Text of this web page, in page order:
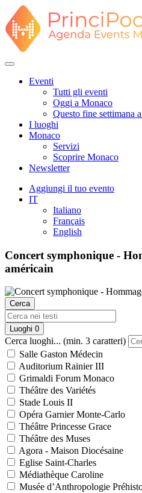
Eventi
Tutti gli eventi
Oggi a Monaco
Questo fine settimana
I luoghi
Monaco
Servizi
Scoprire Monaco
Newsletter
Aggiungi il tuo evento
IT
Italiano
Français
English
Concert symphonique -
américain
Cerca
Luoghi 0
Cerca luoghi... (min. 3 caratteri)
Salle Gaston Médecin
Auditorium Rainier III
Grimaldi Forum Monaco
Théâtre des Variétés
Stade Louis II
Opéra Garnier Monte-Carlo
Théâtre Princesse Grace
Théâtre des Muses
Agora - Maison Diocésaine
Eglise Saint-Charles
Médiathèque Caroline
Musée d’Anthropologie